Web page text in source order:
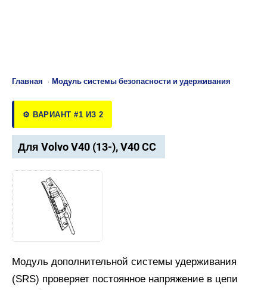
Главная › Модуль системы безопасности и удерживания
⚙️ ВАРИАНТ #1 ИЗ 2
Для Volvo V40 (13-), V40 CC
Модуль дополнительной системы удерживания
(SRS) проверяет постоянное напряжение в цепи